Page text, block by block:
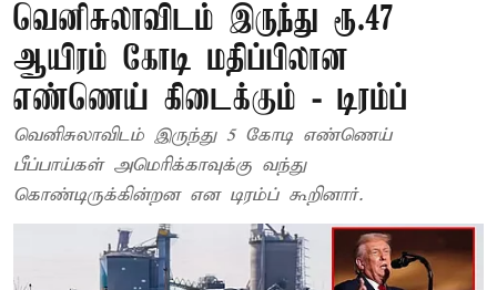
வெனிசுலாவிடம் இருந்து ரூ.47
ஆயிரம் கோடி மதிப்பிலான
எண்ணெய் கிடைக்கும் - டிரம்ப்
வெனிசுலாவிடம் இருந்து 5 கோடி எண்ணெய்
பீப்பாய்கள் அமெரிக்காவுக்கு வந்து
கொண்டிருக்கின்றன என டிரம்ப் கூறினார்.